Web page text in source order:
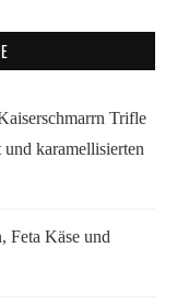
Trifle
karamellisierten
Feta Käse und